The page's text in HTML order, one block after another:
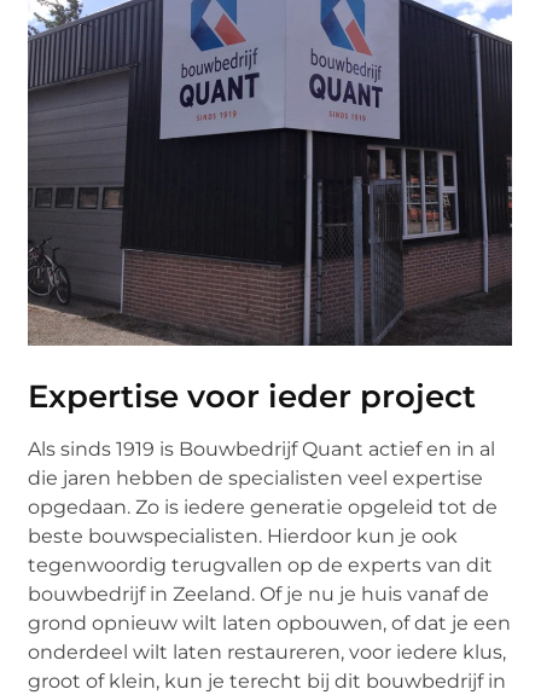
Expertise voor ieder project
Als sinds 1919 is Bouwbedrijf Quant actief en in al
die jaren hebben de specialisten veel expertise
opgedaan. Zo is iedere generatie opgeleid tot de
beste bouwspecialisten. Hierdoor kun je ook
tegenwoordig terugvallen op de experts van dit
bouwbedrijf in Zeeland. Of je nu je huis vanaf de
grond opnieuw wilt laten opbouwen, of dat je een
onderdeel wilt laten restaureren, voor iedere klus,
groot of klein, kun je terecht bij dit bouwbedrijf in